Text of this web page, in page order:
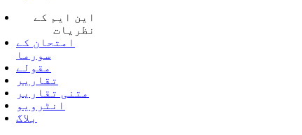
این ایم کے
نظریات
امتحان کے
سورما
مقولے
تقاریر
متنی تقاریر
انٹرویو
بلاگ